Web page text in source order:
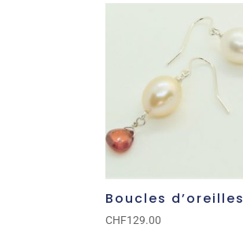
Boucles d’oreilles
CHF129.00